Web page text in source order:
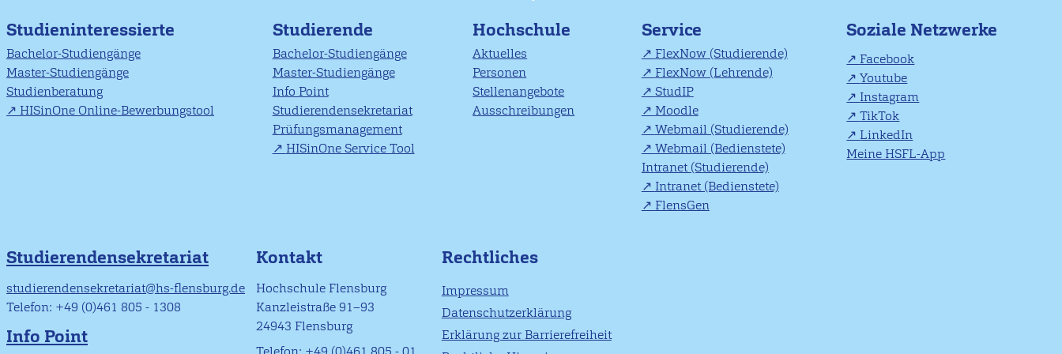
Studieninteressierte
Bachelor-Studiengänge
Master-Studiengänge
Studienberatung
HISinOne Online-Bewerbungstool
Studierende
Bachelor-Studiengänge
Master-Studiengänge
Info Point
Studierendensekretariat
Prüfungsmanagement
HISinOne Service Tool
Hochschule
Aktuelles
Personen
Stellenangebote
Ausschreibungen
Service
FlexNow (Studierende)
FlexNow (Lehrende)
StudIP
Moodle
Webmail (Studierende)
Webmail (Bedienstete)
Intranet (Studierende)
Intranet (Bedienstete)
FlensGen
Soziale Netzwerke
Facebook
Youtube
Instagram
TikTok
LinkedIn
Meine HSFL-App
Studierendensekretariat
studierendensekretariat@hs-flensburg.de
Telefon: +49 (0)461 805 - 1308
Info Point
Kontakt
Hochschule Flensburg
Kanzleistraße 91–93
24943 Flensburg
Rechtliches
Impressum
Datenschutzerklärung
Erklärung zur Barrierefreiheit